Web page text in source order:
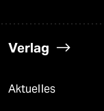
Verlag
Aktuelles